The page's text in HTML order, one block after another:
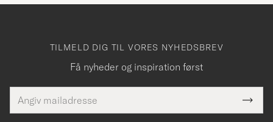
TILMELD DIG TIL VORES NYHEDSBREV
Få nyheder og inspiration først
mailadresse
skal
Tack